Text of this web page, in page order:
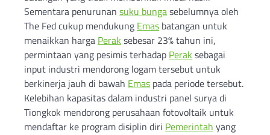
Sementara penurunan suku bungasebelumnya oleh
The Fed cukup mendukung Emas batangan untuk
menaikkan harga Perak sebesar 23% tahun ini,
permintaan yang pesimis terhadap Perak sebagai
input industri mendorong logam tersebut untuk
berkinerja jauh di bawah Emas pada periode tersebut.
Kelebihan kapasitas dalam industri panel surya di
Tiongkok mendorong perusahaan fotovoltaik untuk
mendaftar ke program disiplin diri Pemerintah yang